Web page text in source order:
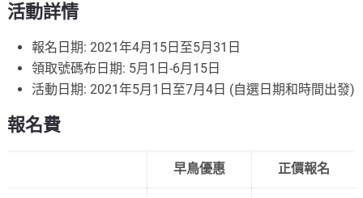
活動詳情
報名日期: 2021年4月15日至5月31日
領取號碼布日期: 5月1日-6月15日
活動日期: 2021年5月1日至7月4日 (自選日期和時間出發)
報名費
早鳥優惠 正價報名